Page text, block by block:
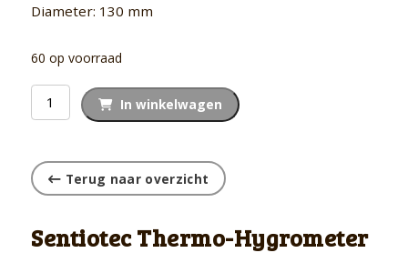
Diameter: 130 mm
60 op voorraad
Thermo-
Hygrometer
In winkelwagen
Terug naar overzicht
Sentiotec Thermo-Hygrometer